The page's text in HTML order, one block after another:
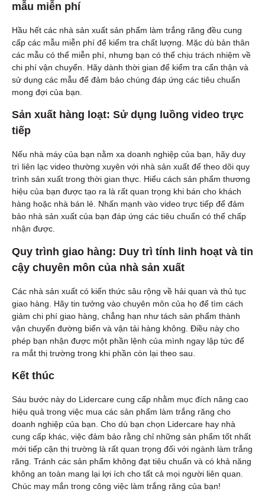
mẫu miễn phí
Hầu hết các nhà sản xuất sản phẩm làm trắng răng đều cung
cấp các mẫu miễn phí để kiểm tra chất lượng. Mặc dù bản thân
các mẫu có thể miễn phí, nhưng bạn có thể chịu trách nhiệm về
chi phí vận chuyển. Hãy dành thời gian để kiểm tra cẩn thận và
sử dụng các mẫu để đảm bảo chúng đáp ứng các tiêu chuẩn
mong đợi của bạn.
Sản xuất hàng loạt: Sử dụng luồng video trực
tiếp
Nếu nhà máy của bạn nằm xa doanh nghiệp của bạn, hãy duy
trì liên lạc video thường xuyên với nhà sản xuất để theo dõi quy
trình sản xuất trong thời gian thực. Hiểu cách sản phẩm thương
hiệu của bạn được tạo ra là rất quan trọng khi bán cho khách
hàng hoặc nhà bán lẻ. Nhấn mạnh vào video trực tiếp để đảm
bảo nhà sản xuất của bạn đáp ứng các tiêu chuẩn có thể chấp
nhận được.
Quy trình giao hàng: Duy trì tính linh hoạt và tin
cậy chuyên môn của nhà sản xuất
Các nhà sản xuất có kiến thức sâu rộng về hải quan và thủ tục
giao hàng. Hãy tin tưởng vào chuyên môn của họ để tìm cách
giảm chi phí giao hàng, chẳng hạn như tách sản phẩm thành
vận chuyển đường biển và vận tải hàng không. Điều này cho
phép bạn nhận được một phần lệnh của mình ngay lập tức để
ra mắt thị trường trong khi phần còn lại theo sau.
Kết thúc
Sáu bước này do Lidercare cung cấp nhằm mục đích nâng cao
hiệu quả trong việc mua các sản phẩm làm trắng răng cho
doanh nghiệp của bạn. Cho dù bạn chọn Lidercare hay nhà
cung cấp khác, việc đảm bảo rằng chỉ những sản phẩm tốt nhất
mới tiếp cận thị trường là rất quan trọng đối với ngành làm trắng
răng. Tránh các sản phẩm không đạt tiêu chuẩn và có khả năng
không an toàn mang lại lợi ích cho tất cả mọi người liên quan.
Chúc may mắn trong công việc làm trắng răng của bạn!